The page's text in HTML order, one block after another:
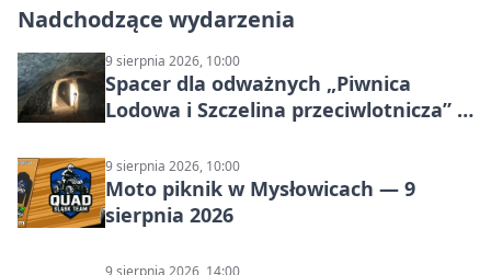
Nadchodzące wydarzenia
9 sierpnia 2026, 10:00
Spacer dla odważnych „Piwnica
Lodowa i Szczelina przeciwlotnicza” –
9 sierpnia 2026, 10:00
Moto piknik w Mysłowicach — 9
sierpnia 2026
9 sierpnia 2026, 14:00